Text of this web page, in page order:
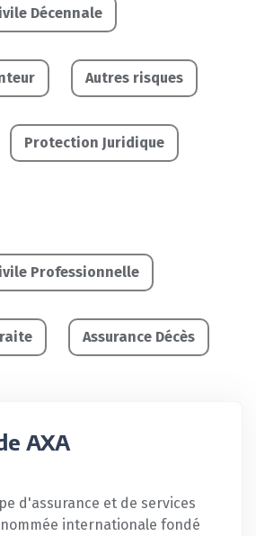
Décennale
Autres risques
Protection Juridique
Professionnelle
Assurance Décès
AXA
d'assurance et de services
internationale fondé